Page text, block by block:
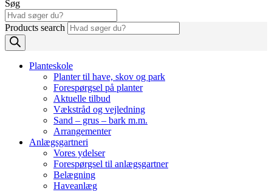
Søg
Products search
Planteskole
Planter til have, skov og park
Forespørgsel på planter
Aktuelle tilbud
Vækstråd og vejledning
Sand – grus – bark m.m.
Arrangementer
Anlægsgartneri
Vores ydelser
Forespørgsel til anlægsgartner
Belægning
Haveanlæg